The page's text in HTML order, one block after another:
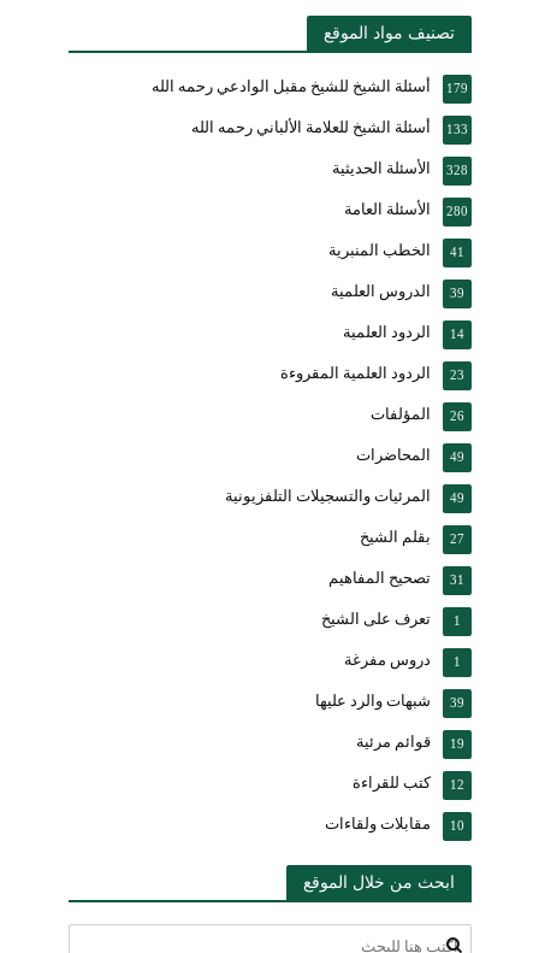
تصنيف مواد الموقع
أسئلة الشيخ للشيخ مقبل الوادعي رحمه الله 179
أسئلة الشيخ للعلامة الألباني رحمه الله 133
الأسئلة الحديثية 328
الأسئلة العامة 280
الخطب المنبرية 41
الدروس العلمية 39
الردود العلمية 14
الردود العلمية المقروءة 23
المؤلفات 26
المحاضرات 49
المرئيات والتسجيلات التلفزيونية 49
بقلم الشيخ 27
تصحيح المفاهيم 31
تعرف على الشيخ 1
دروس مفرغة 1
شبهات والرد عليها 39
قوائم مرئية 19
كتب للقراءة 12
مقابلات ولقاءات 10
ابحث من خلال الموقع